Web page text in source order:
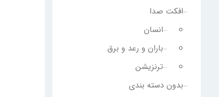
افکت صدا
انسان
باران و رعد و برق
ترنزیشن
بدون دسته بندی